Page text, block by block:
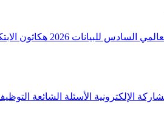
السادس للبيانات 2026 هكاثون
الإلكترونية الأسئلة الشائعة